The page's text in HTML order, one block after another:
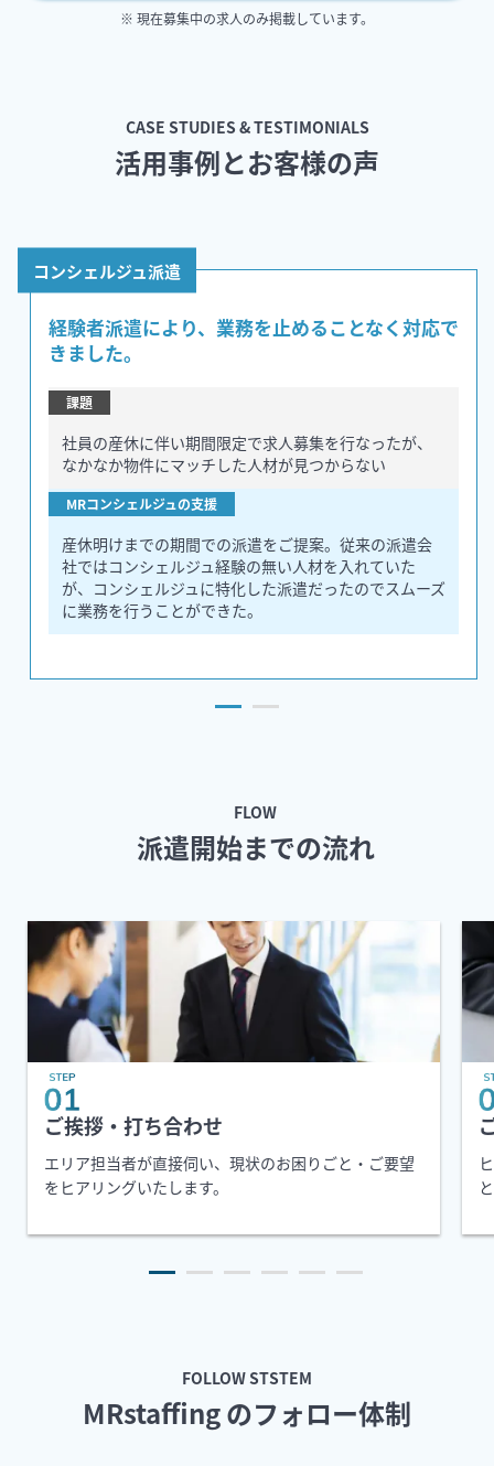
※ 現在募集中の求人のみ掲載しています。
CASE STUDIES & TESTIMONIALS
活用事例とお客様の声
コンシェルジュ派遣
経験者派遣により、業務を止めることなく対応で
きました。
課題
社員の産休に伴い期間限定で求人募集を行なったが、
なかなか物件にマッチした人材が見つからない
MRコンシェルジュの支援
産休明けまでの期間での派遣をご提案。従来の派遣会
社ではコンシェルジュ経験の無い人材を入れていた
が、コンシェルジュに特化した派遣だったのでスムーズ
に業務を行うことができた。
FLOW
派遣開始までの流れ
ご挨拶・打ち合わせ
エリア担当者が直接伺い、現状のお困りごと・ご要望
をヒアリングいたします。
FOLLOW STSTEM
MRstaffing のフォロー体制